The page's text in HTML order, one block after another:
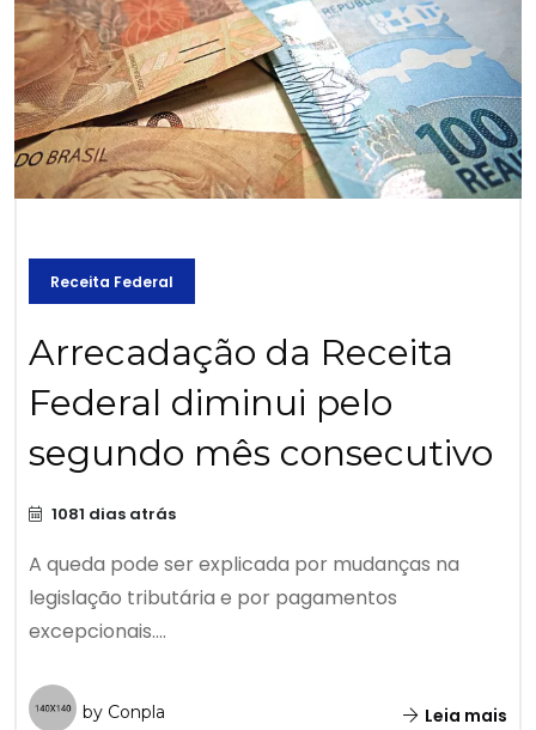
Receita Federal
Arrecadação da Receita
Federal diminui pelo
segundo mês consecutivo
1081 dias atrás
A queda pode ser explicada por mudanças na
legislação tributária e por pagamentos
excepcionais....
by Conpla Leia mais